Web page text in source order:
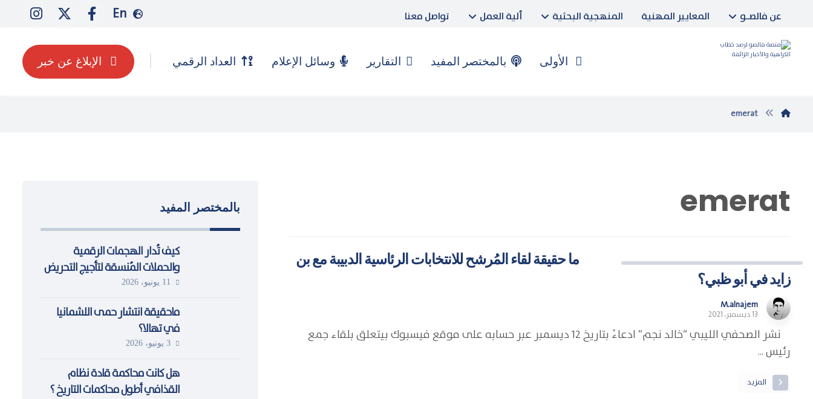
عن فالصـو المعايير المهنية المنهجية البحثية ألية العمل تواصل معنا En
الإبلاغ عن خبر الأولى بالمختصر المفيد التقارير وسائل الإعلام العداد الرقمي
emerat
emerat
ما حقيقة لقاء المُرشح للانتخابات الرئاسية الدبيبة مع بن
زايد في أبو ظبي؟
M.alnajem
13 ديسمبر، 2021
نشر الصحفي الليبي “خالد نجم” ادعاءً بتاريخ 12 ديسمبر عبر حسابه على موقع فيسبوك بيتعلق بلقاء جمع
رئيس ...
المزيد
بالمختصر المفيد
كيف تُدار الهجمات الرقمية
والحملات المُنسقة لتأجيج التحريض
والكراهية ضد المُهاجرين وطالبي
11 يونيو، 2026
ماحقيقة انتشار حمى اللشمانيا
في تهالا؟
3 يونيو، 2026
هل كانت محاكمة قادة نظام
القذافي أطول محاكمات التاريخ ؟